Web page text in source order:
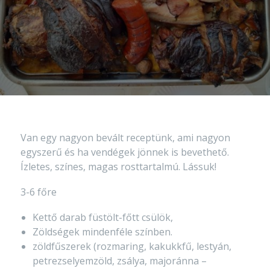
Van egy nagyon bevált receptünk, ami nagyon
egyszerű és ha vendégek jönnek is bevethető.
Ízletes, színes, magas rosttartalmú. Lássuk!
3-6 főre
Kettő darab füstölt-főtt csülök,
Zöldségek mindenféle színben.
zöldfűszerek (rozmaring, kakukkfű, lestyán,
petrezselyemzöld, zsálya, majoránna –